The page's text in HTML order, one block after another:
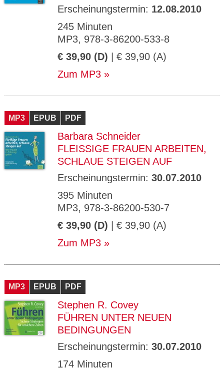
Erscheinungstermin: 12.08.2010
245 Minuten
MP3, 978-3-86200-533-8
€ 39,90 (D) | € 39,90 (A)
Zum MP3
MP3 EPUB PDF
Barbara Schneider
FLEISSIGE FRAUEN ARBEITEN, S
CHLAUE STEIGEN AUF
Erscheinungstermin: 30.07.2010
395 Minuten
MP3, 978-3-86200-530-7
€ 39,90 (D) | € 39,90 (A)
Zum MP3
MP3 EPUB PDF
Stephen R. Covey
FÜHREN UNTER NEUEN
BEDINGUNGEN
Erscheinungstermin: 30.07.2010
174 Minuten